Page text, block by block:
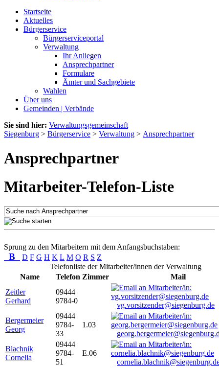
Startseite
Aktuelles
Bürgerservice
Bürgerserviceportal
Verwaltung
Ihr Anliegen
Ansprechpartner
Formulare
Ämter und Sachgebiete
Wahlen
Über uns
Gemeinden | Verbände
Sie sind hier: Verwaltungsgemeinschaft
Siegenburg > Bürgerservice > Verwaltung > Ansprechpartner
Ansprechpartner
Mitarbeiter-Telefon-Liste
Sprung zu den Mitarbeitern mit dem Anfangsbuchstaben:
B D F G H K L M O R S Z
Telefonliste der Mitarbeiter/innen der Verwaltung
Name
Telefon Zimmer
Mail
Zeitler
Gerhard
09444
9784-0
vg.vorsitzender@siegenburg.de
Bergermeier
Georg
09444
9784-
33
1.03
Blachnik
Cornelia
09444
9784-
51
E.06